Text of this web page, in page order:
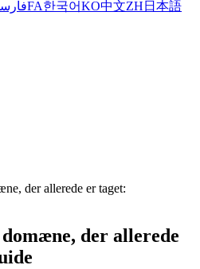
FA한국어KO中文ZH 日本語
der allerede er taget:
der allerede